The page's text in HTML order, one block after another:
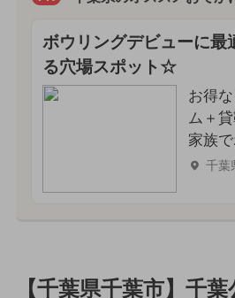
ボウリングデビューに最
る穴場スポット☆
お得
ム＋
家族
千葉
【千葉県千葉市】千